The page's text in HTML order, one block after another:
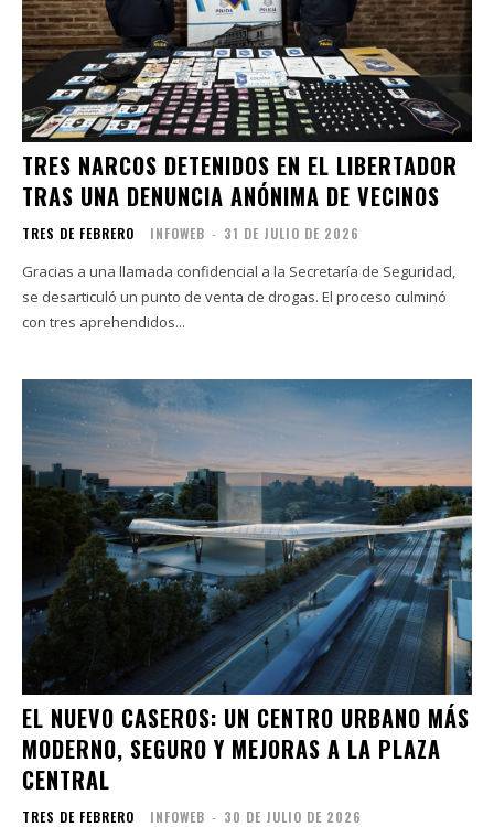
TRES NARCOS DETENIDOS EN EL LIBERTADOR
TRAS UNA DENUNCIA ANÓNIMA DE VECINOS
TRES DE FEBRERO INFOWEB - 31 DE JULIO DE 2026
Gracias a una llamada confidencial a la Secretaría de Seguridad,
se desarticuló un punto de venta de drogas. El proceso culminó
con tres aprehendidos...
EL NUEVO CASEROS: UN CENTRO URBANO MÁS
MODERNO, SEGURO Y MEJORAS A LA PLAZA
CENTRAL
TRES DE FEBRERO INFOWEB - 30 DE JULIO DE 2026